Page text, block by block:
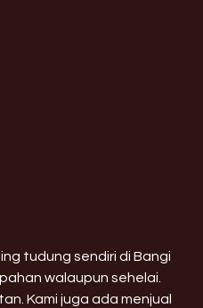
tudung sendiri di Bangi
walaupun sehelai.
Kami juga ada menjual